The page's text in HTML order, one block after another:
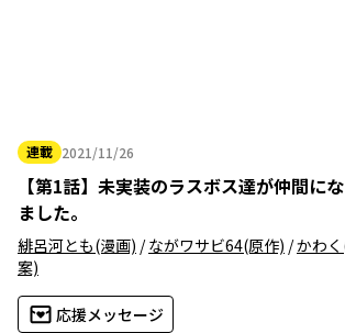
連載 2021/11/26
2021年11月26日
【第1話】 未実装のラスボス達が仲間に
ました。
緋呂河とも(漫画) /ながワサビ64(原作) /かわく
案)
応援メッセージ